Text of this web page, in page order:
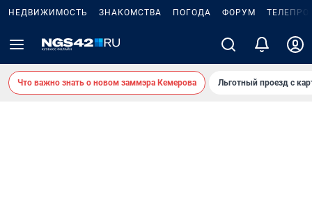
НЕДВИЖИМОСТЬ ЗНАКОМСТВА ПОГОДА ФОРУМ
Что важно знать о новом заммэра Кемерова Льготный проезд с